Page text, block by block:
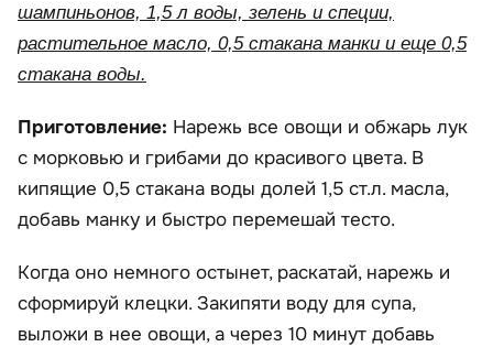
шампиньонов, 1,5 л воды, зелень и специи,
растительное масло, 0,5 стакана манки и еще 0,5
стакана воды.
Приготовление: Нарежь все овощи и обжарь лук
с морковью и грибами до красивого цвета. В
кипящие 0,5 стакана воды долей 1,5 ст.л. масла,
добавь манку и быстро перемешай тесто.
Когда оно немного остынет, раскатай, нарежь и
сформируй клецки. Закипяти воду для супа,
выложи в нее овощи, а через 10 минут добавь